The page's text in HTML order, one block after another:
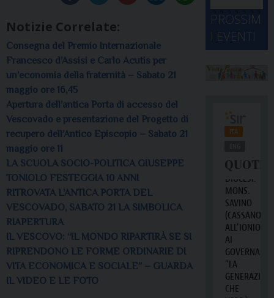
Notizie Correlate:
Consegna del Premio Internazionale
Francesco d’Assisi e Carlo Acutis per
un’economia della fraternità – Sabato 21
maggio ore 16,45
Apertura dell’antica Porta di accesso del
Vescovado e presentazione del Progetto di
recupero dell’Antico Episcopio – Sabato 21
maggio ore 11
LA SCUOLA SOCIO-POLITICA GIUSEPPE
TONIOLO FESTEGGIA 10 ANNI
RITROVATA L’ANTICA PORTA DEL
VESCOVADO, SABATO 21 LA SIMBOLICA
RIAPERTURA
IL VESCOVO: “IL MONDO RIPARTIRÀ SE SI
RIPRENDONO LE FORME ORDINARIE DI
VITA ECONOMICA E SOCIALE” – GUARDA
IL VIDEO E LE FOTO
2
4
2
5
2
6
2
7
2
8
2
9
3
0
3
1 1 2 3 4 5 6
PROSSIM
I EVENTI